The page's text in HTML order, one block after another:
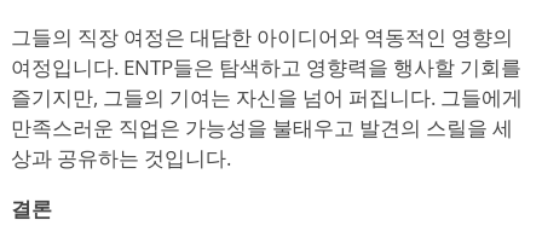
그들의 직장 여정은 대담한 아이디어와 역동적인 영향의
여정입니다. ENTP들은 탐색하고 영향력을 행사할 기회를
즐기지만, 그들의 기여는 자신을 넘어 퍼집니다. 그들에게
만족스러운 직업은 가능성을 불태우고 발견의 스릴을 세
상과 공유하는 것입니다.
결론